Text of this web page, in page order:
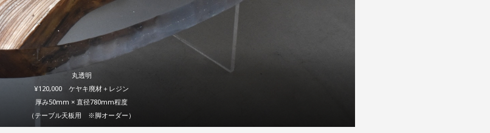
丸透明
¥120,000 ケヤキ廃材＋レジン
厚み50mm × 直径780mm程度
（テーブル天板用 ※脚オーダー）